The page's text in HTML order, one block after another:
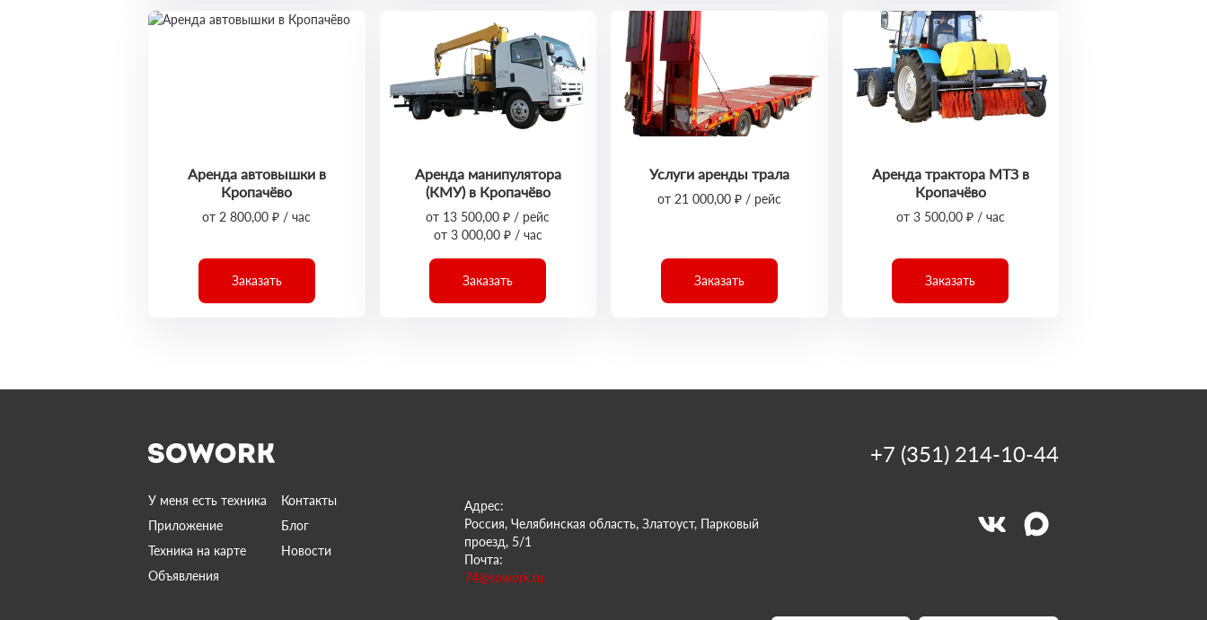
Аренда автовышки в
Кропачёво
от 2 800,00 ₽ / час
Заказать
Аренда манипулятора
(КМУ) в Кропачёво
от 13 500,00 ₽ / рейс
от 3 000,00 ₽ / час
Заказать
Услуги аренды трала
от 21 000,00 ₽ / рейс
Заказать
Аренда трактора МТЗ в
Кропачёво
от 3 500,00 ₽ / час
Заказать
У меня есть техника
Контакты
Приложение
Блог
Техника на карте
Новости
Объявления
Адрес:
Россия, Челябинская область, Златоуст, Парковый
проезд, 5/1
Почта:
74@sowork.ru
+7 (351) 214-10-44